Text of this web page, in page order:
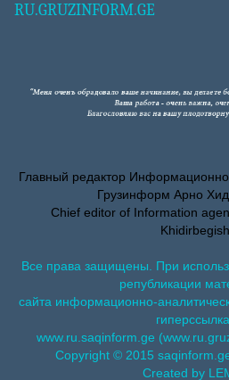
RU.GRUZINFORM.GE
Главный редактор Информационно-
Грузинформ Арно
Chief editor of Information
Все права защищены. При
републикации
сайта информационно-
www.ru.saqinform.ge
Copyright © 2015
Created by